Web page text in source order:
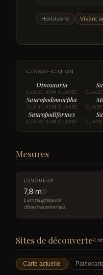
Herbivore Vivant
CLASSIFICATION
Dinosauria
CLADE NON CLASSÉ ›
Sauropodomorpha
CLADE NON CLASSÉ ›
Sauropodiformes
CLADE NON CLASSÉ ›
Mesures
LONGUEUR
7,8 mⓘ
Lamplughsaura
dharmaramensis
Sites de découverte4
Carte actuelle